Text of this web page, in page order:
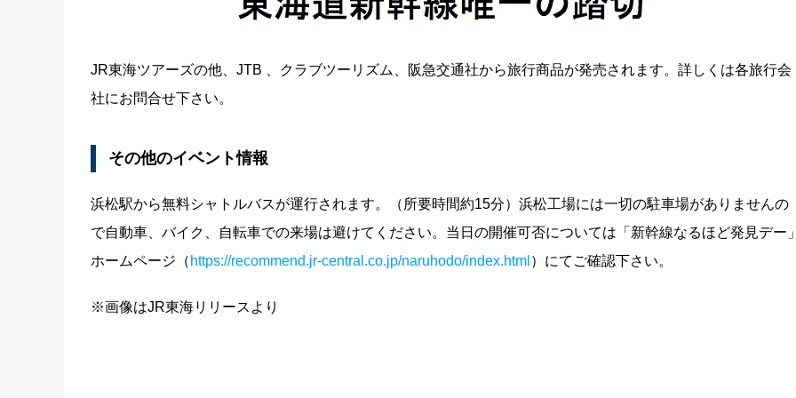
JR東海ツアーズの他、JTB 、クラブツーリズム、阪急交通社から旅行商品が発売されます。詳しくは各旅行会
社にお問合せ下さい。
その他のイベント情報
浜松駅から無料シャトルバスが運行されます。（所要時間約15分）浜松工場には一切の駐車場がありませんの
で自動車、バイク、自転車での来場は避けてください。当日の開催可否については「新幹線なるほど発見デー
ホームページ（ https://recommend.jr-central.co.jp/naruhodo/index.html ）にてご確認下さい。
※画像はJR東海リリースより